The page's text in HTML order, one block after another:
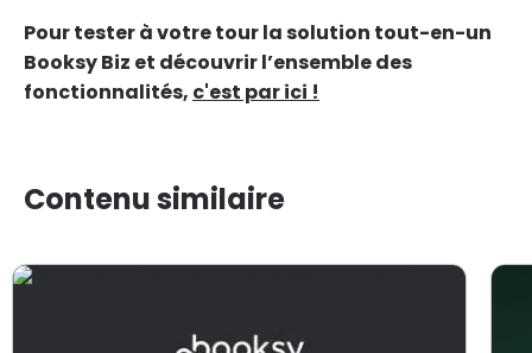
Pour tester à votre tour la solution tout-en-un
Booksy Biz et découvrir l’ensemble des
fonctionnalités, c'est par ici !
Contenu similaire